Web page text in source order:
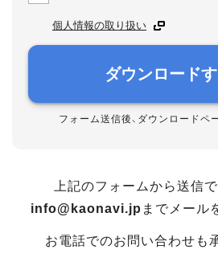
個人情報の取り扱い
ダウンロード
フォーム送信後、ダウンロードペ
上記のフォームから送信で
info@kaonavi.jp までメール
お電話でのお問い合わせも